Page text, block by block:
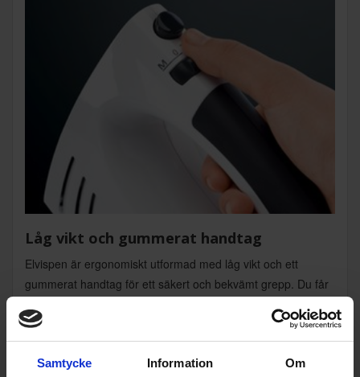
Samtycke Information Om
Låg vikt och gummerat handtag
Elvispen är ergonomiskt utformad med låg vikt och ett
gummerat handtag för ett säkert och bekvämt grepp. Du får
gör att du kan vispa längre utan att bli trött i handen.